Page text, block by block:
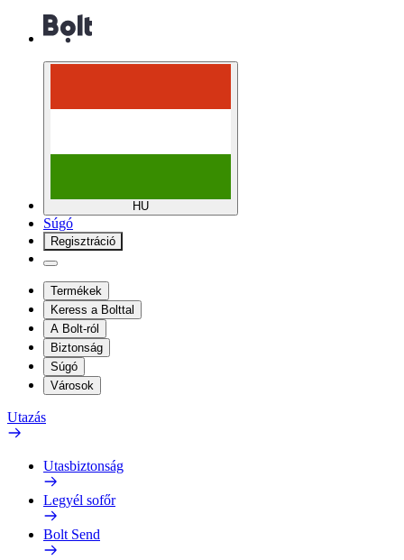
HU
Súgó
Regisztráció
Termékek
Keress a Bolttal
A Bolt-ról
Biztonság
Súgó
Városok
Utazás
Utasbiztonság
Legyél sofőr
Bolt Send